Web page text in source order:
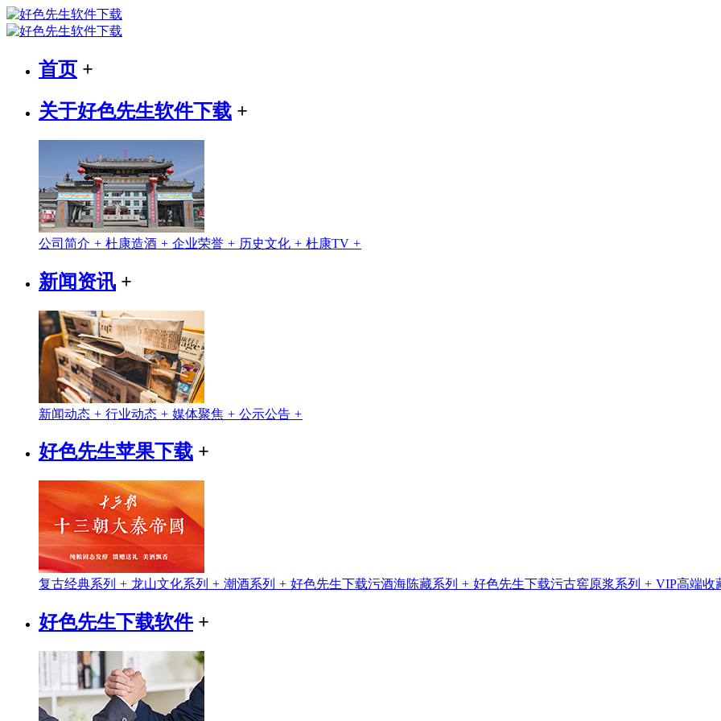
首页 +
关于好色先生软件下载 +
公司简介 + 杜康造酒 + 企业荣誉 + 历史文化 + 杜康TV +
新闻资讯 +
新闻动态 + 行业动态 + 媒体聚焦 + 公示公告 +
好色先生苹果下载 +
复古经典系列 + 龙山文化系列 + 潮酒系列 + 好色先生下载污酒海陈藏系列 + 好色先生下载污古窖原浆系列 + VIP高端收
好色先生下载软件+